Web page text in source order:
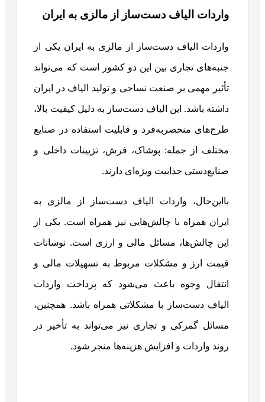
واردات الیاف دست‌ساز از مالزی به ایران
واردات الیاف دست‌ساز از مالزی به ایران یکی از
جنبه‌های تجاری بین این دو کشور است که می‌تواند
تأثیر مهمی بر صنعت نساجی و تولید الیاف در ایران
داشته باشد. این الیاف دست‌ساز به دلیل کیفیت بالا،
طرح‌های منحصربه‌فرد و قابلیت استفاده در صنایع
مختلف از جمله: پوشاک، فرش، تزیینات داخلی و
صنایع‌دستی جذابیت ویژه‌ای دارند.
بااین‌حال، واردات الیاف دست‌ساز از مالزی به
ایران همراه با چالش‌هایی نیز همراه است. یکی از
این چالش‌ها، مسائل مالی و ارزی است. نوسانات
قیمت ارز و مشکلات مربوط به تسهیلات مالی و
انتقال وجوه باعث می‌شود که پرداخت واردات
الیاف دست‌ساز با مشکلاتی همراه باشد. همچنین،
مسائل گمرکی و تجاری نیز می‌تواند به تأخیر در
روند واردات و افزایش هزینه‌ها منجر شود.